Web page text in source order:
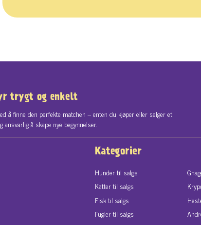
trygt og enkelt
å finne den perfekte matchen – enten du kjøper eller selger et
å skape nye begynnelser.
Kategorier
Hunder til salgs
Katter til salgs
Fisk til salgs
Fugler til salgs